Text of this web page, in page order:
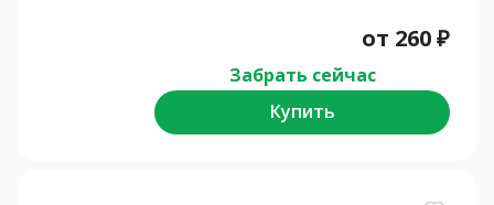
от 260₽
Забрать сейчас
Купить